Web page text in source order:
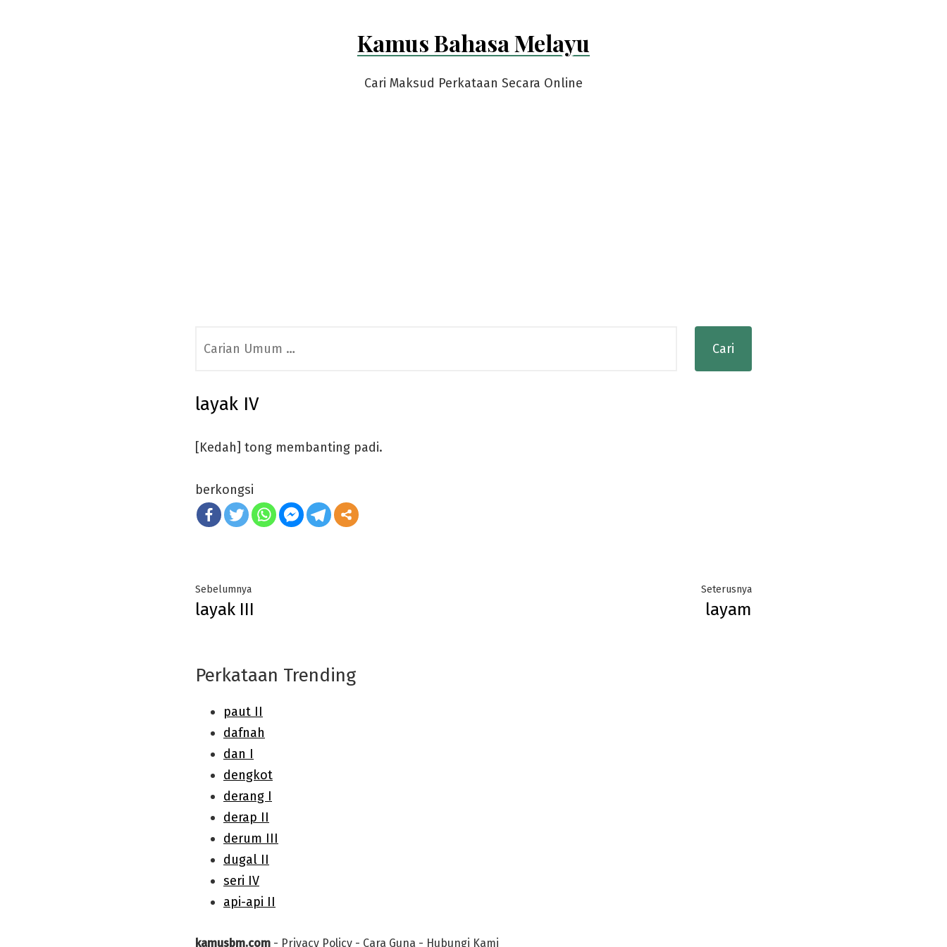
Kamus Bahasa Melayu
Cari Maksud Perkataan Secara Online
for:
layak IV
[Kedah] tong membanting padi.
berkongsi
Post
navigation
SebelumnyaPrevious
layak III
SeterusnyaNext
layam
Perkataan Trending
kamusbm.com - Privacy Policy - Cara Guna - Hubungi Kami